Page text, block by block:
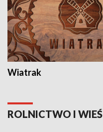
Wiatrak
ROLNICTWO I WIEŚ